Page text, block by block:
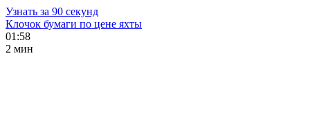
Узнать за 90 секунд
Клочок бумаги по цене яхты
01:58
2 мин